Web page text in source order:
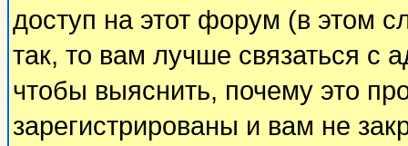
доступ на этот форум (в этом
так, то вам лучше связаться с
чтобы выяснить, почему это
зарегистрированы и вам не